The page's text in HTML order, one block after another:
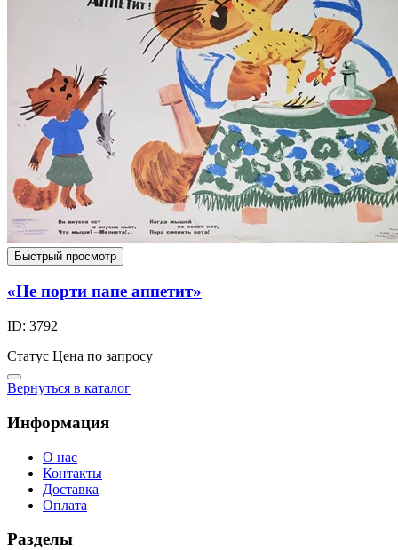
Быстрый просмотр
«Не порти папе аппетит»
ID: 3792
Статус Цена по запросу
Вернуться в каталог
Информация
О нас
Контакты
Доставка
Оплата
Разделы